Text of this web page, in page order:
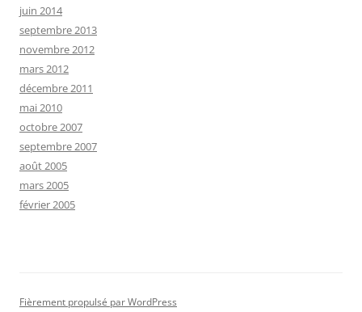
juin 2014
septembre 2013
novembre 2012
mars 2012
décembre 2011
mai 2010
octobre 2007
septembre 2007
août 2005
mars 2005
février 2005
Fièrement propulsé par WordPress